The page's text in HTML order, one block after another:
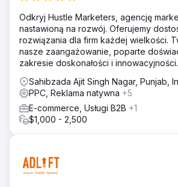
Odkryj Hustle Marketers, agencję
nastawioną na rozwój. Oferujemy
rozwiązania dla firm każdej wielkości.
nasze zaangażowanie, poparte
zakresie doskonałości i innowacyjności.
Sahibzada Ajit Singh Nagar, Punjab,
PPC, Reklama natywna +5
E-commerce, Usługi B2B +1
$1,000 - 2,500